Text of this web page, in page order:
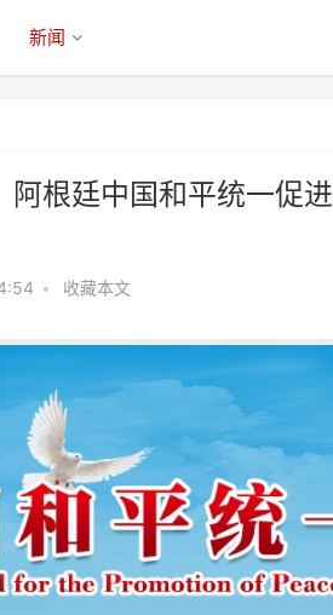
新闻
阿根廷中国和平统一促
• 收藏本文